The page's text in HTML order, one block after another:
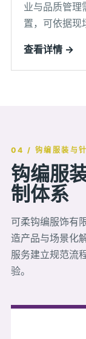
业与品质管理
置，可依据现
查看详情 →
04 / 钩编服装与
钩编服
制体系
可柔钩编服饰有
造产品与场景化
服务建立规范流
验。